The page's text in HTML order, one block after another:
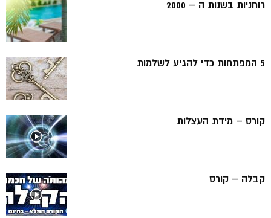
רוחניות בשנות ה – 2000
5 המפתחות כדי להגיע לשלמות
קורס – מידת העצלות
קבלה – קורס